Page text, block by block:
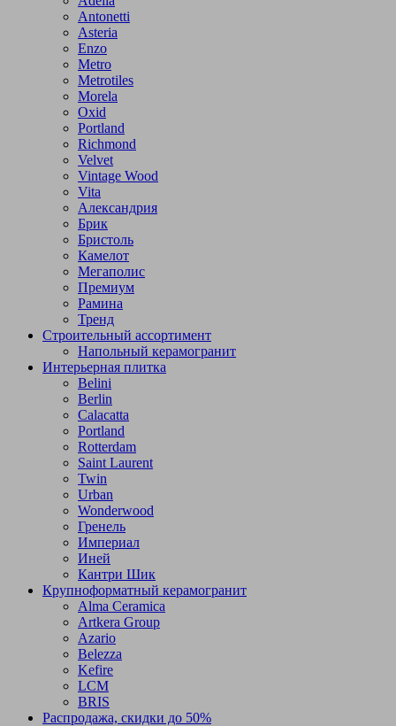
Antonetti
Asteria
Enzo
Metro
Metrotiles
Morela
Oxid
Portland
Richmond
Velvet
Vintage Wood
Vita
Александрия
Брик
Бристоль
Камелот
Мегаполис
Премиум
Рамина
Тренд
Строительный ассортимент
Напольный керамогранит
Интерьерная плитка
Belini
Berlin
Calacatta
Portland
Rotterdam
Saint Laurent
Twin
Urban
Wonderwood
Гренель
Империал
Иней
Кантри Шик
Крупноформатный керамогранит
Alma Ceramica
Artkera Group
Azario
Belezza
Kefire
LCM
BRIS
Распродажа, скидки до 50%